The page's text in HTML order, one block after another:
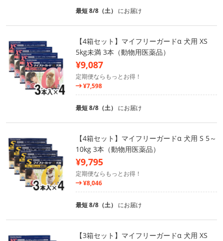
最短 8/8（土） にお届け
【4箱セット】マイフリーガードα 犬用 XS
5kg未満 3本（動物用医薬品）
¥9,087
定期便ならもっとお得！
¥7,598
最短 8/8（土） にお届け
【4箱セット】マイフリーガードα 犬用 S 5～
10kg 3本（動物用医薬品）
¥9,795
定期便ならもっとお得！
¥8,046
最短 8/8（土） にお届け
【3箱セット】マイフリーガードα 犬用 XS